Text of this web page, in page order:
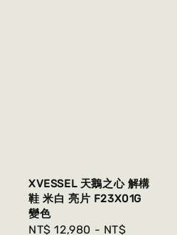
XVESSEL 天鵝之心 解構
鞋 米白 亮片 F23X01G
變色
Regular
NT$ 12,980 - NT$